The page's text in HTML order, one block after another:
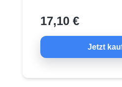
17,10 €
Jetzt